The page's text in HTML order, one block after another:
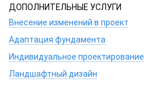
ДОПОЛНИТЕЛЬНЫЕ УСЛУГИ
Внесение изменений в проект
Адаптация фундамента
Индивидуальное проектирование
Ландшафтный дизайн